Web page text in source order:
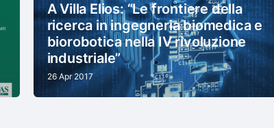
A Villa Elios: “Le frontiere della
ricerca in ingegneria biomedica e
biorobotica nella IV rivoluzione
industriale”
26 Apr 2017